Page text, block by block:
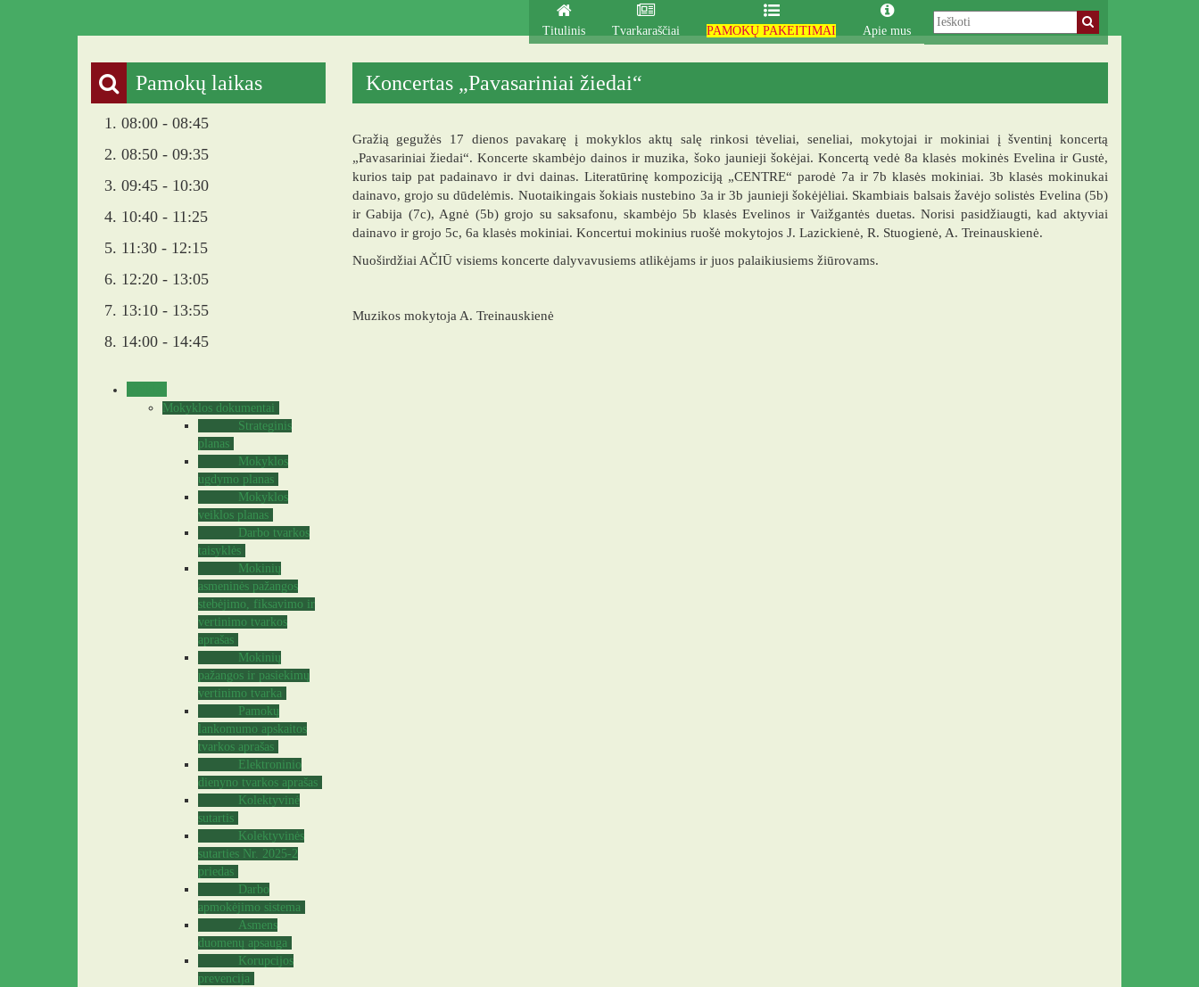
Titulinis Tvarkaraščiai PAMOKŲ PAKEITIMAI Apie mus
Pamokų laikas
1. 08:00 - 08:45
2. 08:50 - 09:35
3. 09:45 - 10:30
4. 10:40 - 11:25
5. 11:30 - 12:15
6. 12:20 - 13:05
7. 13:10 - 13:55
8. 14:00 - 14:45
Mokyklos dokumentai
Strateginis
planas
Mokyklos
ugdymo planas
Mokyklos
veiklos planas
Darbo tvarkos
taisyklės
Mokinių
asmeninės pažangos
stebėjimo, fiksavimo ir
vertinimo tvarkos
aprašas
Mokinių
pažangos ir pasiekimų
vertinimo tvarka
Pamokų
lankomumo apskaitos
tvarkos aprašas
Elektroninio
dienyno tvarkos aprašas
Kolektyvinė
sutartis
Kolektyvinės
sutarties Nr. 2025-2
priedas
Darbo
apmokėjimo sistema
Asmens
duomenų apsauga
Korupcijos
prevencija
Koncertas „Pavasariniai žiedai“
Gražią gegužės 17 dienos pavakarę į mokyklos aktų salę rinkosi tėveliai, seneliai, mokytojai ir mokiniai į šventinį koncertą
„Pavasariniai žiedai“. Koncerte skambėjo dainos ir muzika, šoko jaunieji šokėjai. Koncertą vedė 8a klasės mokinės Evelina ir Gustė,
kurios taip pat padainavo ir dvi dainas. Literatūrinę kompoziciją „CENTRE“ parodė 7a ir 7b klasės mokiniai. 3b klasės mokinukai
dainavo, grojo su dūdelėmis. Nuotaikingais šokiais nustebino 3a ir 3b jaunieji šokėjėliai. Skambiais balsais žavėjo solistės Evelina (5b)
ir Gabija (7c), Agnė (5b) grojo su saksafonu, skambėjo 5b klasės Evelinos ir Vaižgantės duetas. Norisi pasidžiaugti, kad aktyviai
dainavo ir grojo 5c, 6a klasės mokiniai. Koncertui mokinius ruošė mokytojos J. Lazickienė, R. Stuogienė, A. Treinauskienė.
Nuoširdžiai AČIŪ visiems koncerte dalyvavusiems atlikėjams ir juos palaikiusiems žiūrovams.
Muzikos mokytoja A. Treinauskienė